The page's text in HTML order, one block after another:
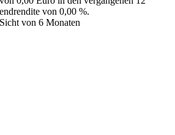
von 0,00 %.
von 6 Monaten